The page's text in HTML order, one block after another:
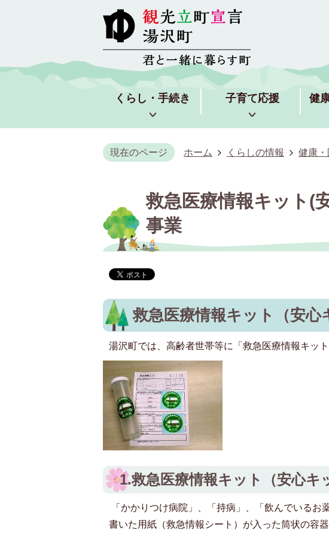
くらし・手続き 子育て応援 健
現在のページ ホーム くらしの情報 健康
救急医療情報キット(
事業
救急医療情報キット（安心
湯沢町では、高齢者世帯等に「救急医療情報キッ
1.救急医療情報キット（安心キ
「かかりつけ病院」、「持病」、「飲んでいるお
書いた用紙（救急情報シート）が入った筒状の容